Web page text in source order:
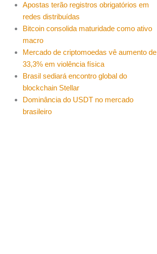
Apostas terão registros obrigatórios em
redes distribuídas
Bitcoin consolida maturidade como ativo
macro
Mercado de criptomoedas vê aumento de
33,3% em violência física
Brasil sediará encontro global do
blockchain Stellar
Dominância do USDT no mercado
brasileiro